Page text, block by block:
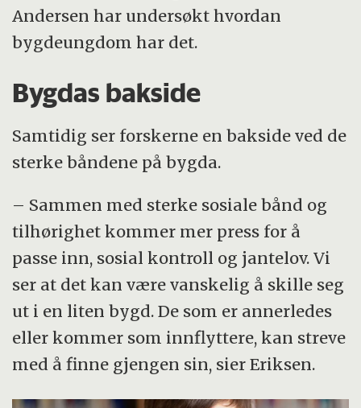
Andersen har undersøkt hvordan
bygdeungdom har det.
Bygdas bakside
Samtidig ser forskerne en bakside ved de
sterke båndene på bygda.
– Sammen med sterke sosiale bånd og
tilhørighet kommer mer press for å
passe inn, sosial kontroll og jantelov. Vi
ser at det kan være vanskelig å skille seg
ut i en liten bygd. De som er annerledes
eller kommer som innflyttere, kan streve
med å finne gjengen sin, sier Eriksen.